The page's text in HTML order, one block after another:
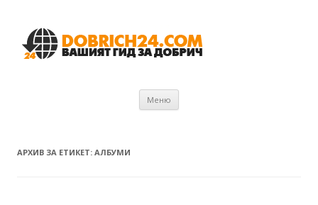
Меню
АРХИВ ЗА ЕТИКЕТ: АЛБУМИ